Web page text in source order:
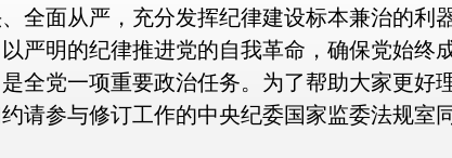
全面从严，充分发挥纪律建设标本兼治的利
严明的纪律推进党的自我革命，确保党始终
党一项重要政治任务。为了帮助大家更好
请参与修订工作的中央纪委国家监委法规室